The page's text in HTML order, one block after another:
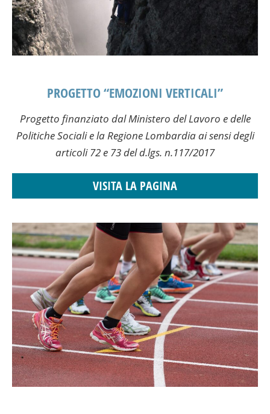
PROGETTO “EMOZIONI VERTICALI”
Progetto finanziato dal Ministero del Lavoro e delle
Politiche Sociali e la Regione Lombardia ai sensi degli
articoli 72 e 73 del d.lgs. n.117/2017
VISITA LA PAGINA